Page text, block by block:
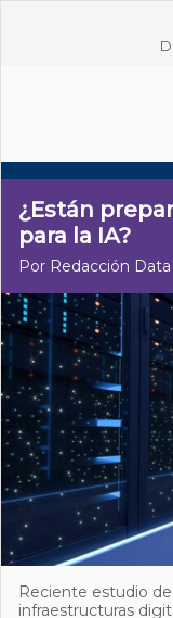
¿Están
para la IA?
Por Redacción
Reciente estudio
infraestructuras